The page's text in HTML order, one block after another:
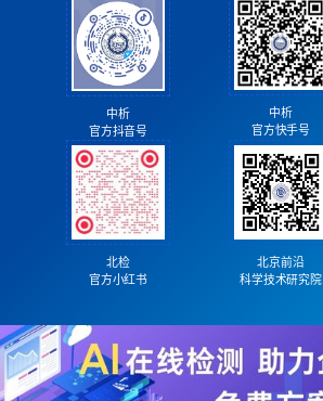
中析
官方抖音号
中析
官方快手号
北检
官方小红书
北京前沿
科学技术研究院